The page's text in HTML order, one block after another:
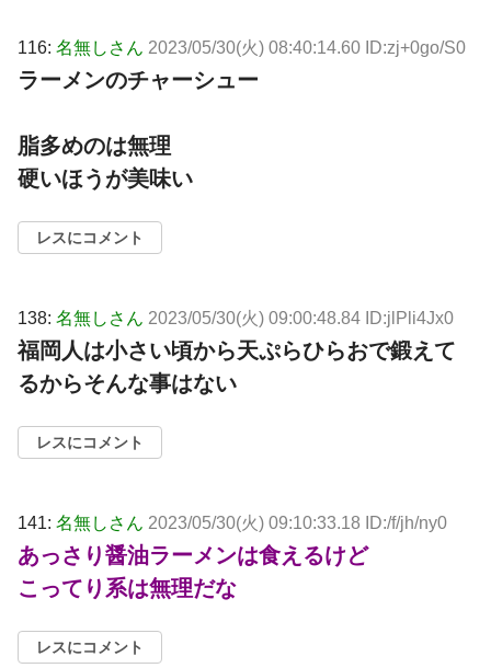
116: 名無しさん 2023/05/30(火) 08:40:14.60 ID:zj+0go/S0
ラーメンのチャーシュー
脂多めのは無理
硬いほうが美味い
レスにコメント
138: 名無しさん 2023/05/30(火) 09:00:48.84 ID:jlPli4Jx0
福岡人は小さい頃から天ぷらひらおで鍛えて
るからそんな事はない
レスにコメント
141: 名無しさん 2023/05/30(火) 09:10:33.18 ID:/f/jh/ny0
あっさり醤油ラーメンは食えるけど
こってり系は無理だな
レスにコメント